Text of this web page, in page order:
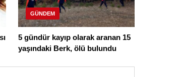
GÜNDEM
5 gündür kayıp olarak aranan 15
yaşındaki Berk, ölü bulundu